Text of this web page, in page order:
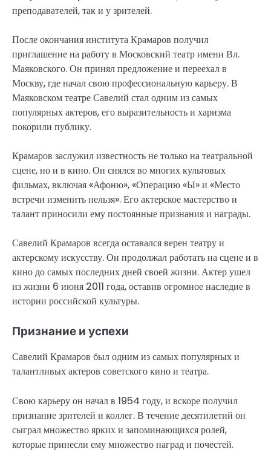
преподавателей, так и у зрителей.
После окончания института Крамаров получил
приглашение на работу в Московский театр имени Вл.
Маяковского. Он принял предложение и переехал в
Москву, где начал свою профессиональную карьеру. В
Маяковском театре Савелий стал одним из самых
популярных актеров, его выразительность и харизма
покорили публику.
Крамаров заслужил известность не только на театральной
сцене, но и в кино. Он снялся во многих культовых
фильмах, включая «Афоню», «Операцию «Ы» и «Место
встречи изменить нельзя». Его актерское мастерство и
талант приносили ему постоянные признания и награды.
Савелий Крамаров всегда оставался верен театру и
актерскому искусству. Он продолжал работать на сцене и в
кино до самых последних дней своей жизни. Актер ушел
из жизни 6 июня 2011 года, оставив огромное наследие в
истории российской культуры.
Признание и успехи
Савелий Крамаров был одним из самых популярных и
талантливых актеров советского кино и театра.
Свою карьеру он начал в 1954 году, и вскоре получил
признание зрителей и коллег. В течение десятилетий он
сыграл множество ярких и запоминающихся ролей,
которые принесли ему множество наград и почестей.